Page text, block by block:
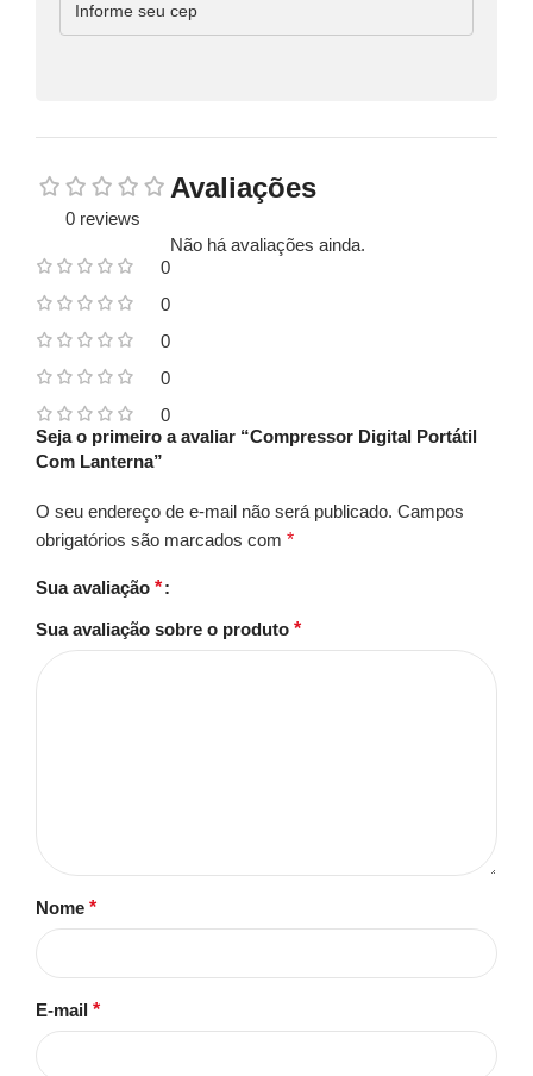
0 reviews
0
0
0
0
0
Avaliações
Não há avaliações ainda.
Seja o primeiro a avaliar “Compressor Digital Portátil
Com Lanterna”
O seu endereço de e-mail não será publicado. Campos
obrigatórios são marcados com *
Sua avaliação *
Sua avaliação sobre o produto *
Nome *
E-mail *